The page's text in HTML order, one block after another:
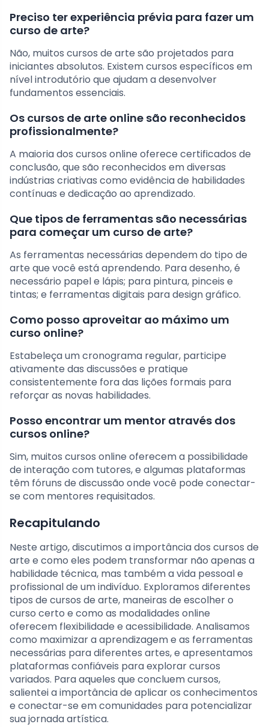
Preciso ter experiência prévia para fazer um
curso de arte?
Não, muitos cursos de arte são projetados para
iniciantes absolutos. Existem cursos específicos em
nível introdutório que ajudam a desenvolver
fundamentos essenciais.
Os cursos de arte online são reconhecidos
profissionalmente?
A maioria dos cursos online oferece certificados de
conclusão, que são reconhecidos em diversas
indústrias criativas como evidência de habilidades
contínuas e dedicação ao aprendizado.
Que tipos de ferramentas são necessárias
para começar um curso de arte?
As ferramentas necessárias dependem do tipo de
arte que você está aprendendo. Para desenho, é
necessário papel e lápis; para pintura, pinceis e
tintas; e ferramentas digitais para design gráfico.
Como posso aproveitar ao máximo um
curso online?
Estabeleça um cronograma regular, participe
ativamente das discussões e pratique
consistentemente fora das lições formais para
reforçar as novas habilidades.
Posso encontrar um mentor através dos
cursos online?
Sim, muitos cursos online oferecem a possibilidade
de interação com tutores, e algumas plataformas
têm fóruns de discussão onde você pode conectar-
se com mentores requisitados.
Recapitulando
Neste artigo, discutimos a importância dos cursos de
arte e como eles podem transformar não apenas a
habilidade técnica, mas também a vida pessoal e
profissional de um indivíduo. Exploramos diferentes
tipos de cursos de arte, maneiras de escolher o
curso certo e como as modalidades online
oferecem flexibilidade e acessibilidade. Analisamos
como maximizar a aprendizagem e as ferramentas
necessárias para diferentes artes, e apresentamos
plataformas confiáveis para explorar cursos
variados. Para aqueles que concluem cursos,
salientei a importância de aplicar os conhecimentos
e conectar-se em comunidades para potencializar
sua jornada artística.